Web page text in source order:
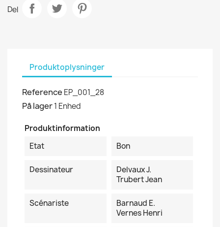
Del
Produktoplysninger
Reference EP_001_28
På lager1 Enhed
Produktinformation
Etat
Bon
Dessinateur
Delvaux J.
Trubert Jean
Scénariste
Barnaud E.
Vernes Henri